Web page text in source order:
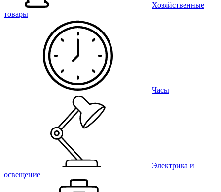
Хозяйственные
товары
Часы
Электрика и
освещение